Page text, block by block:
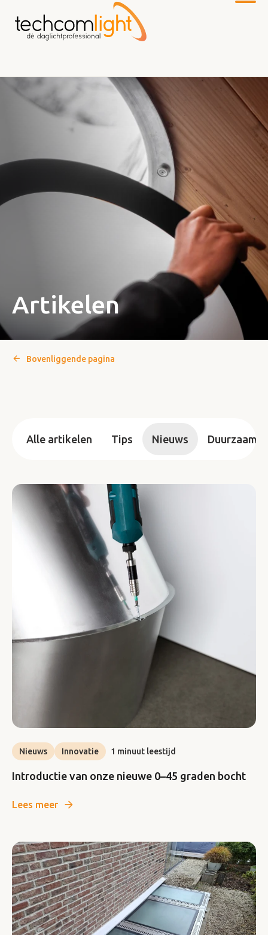
Naar
hoofdinhoud
Artikelen
Bovenliggende pagina
Alle artikelen Tips Nieuws
Nieuws Innovatie 1 minuut leestijd
Introductie van onze nieuwe 0–45 graden bocht
Lees meer